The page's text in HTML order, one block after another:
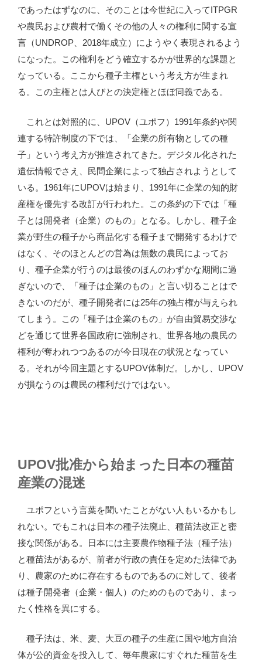
であったはずなのに、そのことは今世紀に入ってITPGR
や農民および農村で働くその他の人々の権利に関する宣
言（UNDROP、2018年成立）にようやく表現されるよう
になった。この権利をどう確立するかが世界的な課題と
なっている。ここから種子主権という考え方が生まれ
る。この主権とは人びとの決定権とほぼ同義である。
これとは対照的に、UPOV（ユポフ）1991年条約や関
連する特許制度の下では、「企業の所有物としての種
子」という考え方が推進されてきた。デジタル化された
遺伝情報でさえ、民間企業によって独占されようとして
いる。1961年にUPOVは始まり、1991年に企業の知的財
産権を優先する改訂が行われた。この条約の下では「種
子とは開発者（企業）のもの」となる。しかし、種子企
業が野生の種子から商品化する種子まで開発するわけで
はなく、そのほとんどの営為は無数の農民によってお
り、種子企業が行うのは最後のほんのわずかな期間に過
ぎないので、「種子は企業のもの」と言い切ることはで
きないのだが、種子開発者には25年の独占権が与えられ
てしまう。この「種子は企業のもの」が自由貿易交渉な
どを通じて世界各国政府に強制され、世界各地の農民の
権利が奪われつつあるのが今日現在の状況となってい
る。それが今回主題とするUPOV体制だ。しかし、UPOV
が損なうのは農民の権利だけではない。
UPOV批准から始まった日本の種苗
産業の混迷
ユポフという言葉を聞いたことがない人もいるかもし
れない。でもこれは日本の種子法廃止、種苗法改正と密
接な関係がある。日本には主要農作物種子法（種子法）
と種苗法があるが、前者が行政の責任を定めた法律であ
り、農家のために存在するものであるのに対して、後者
は種子開発者（企業・個人）のためのものであり、まっ
たく性格を異にする。
種子法は、米、麦、大豆の種子の生産に国や地方自治
体が公的資金を投入して、毎年農家にすぐれた種苗を生